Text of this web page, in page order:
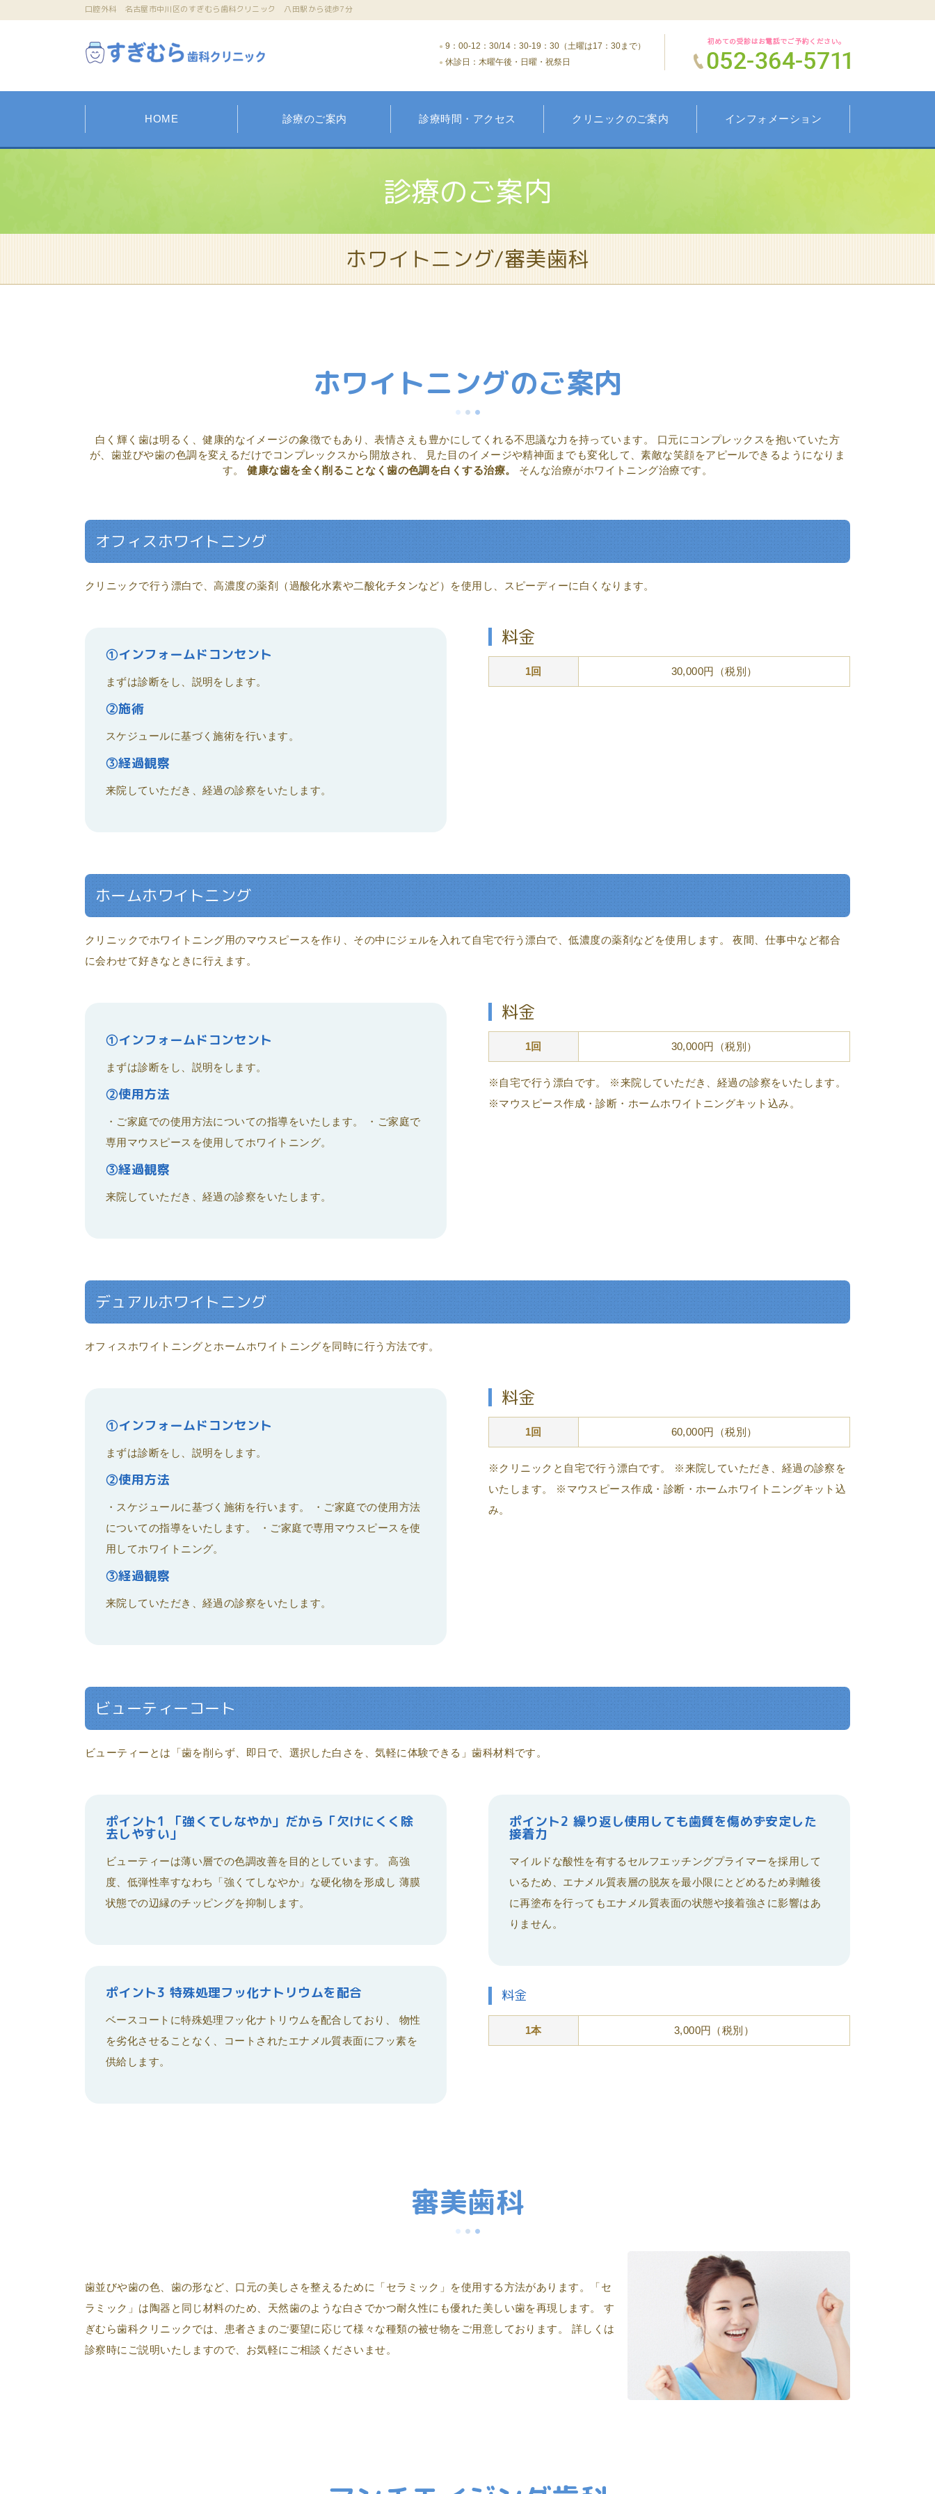
口腔外科 名古屋市中川区のすぎむら歯科クリニック 八田駅から徒歩7分
9：00-12：30/14：30-19：30（土曜は17：30まで）
休診日：木曜午後・日曜・祝祭日
HOME 診療のご案内 診療時間・アクセス クリニックのご案内 インフォメーション
診療のご案内
ホワイトニング/審美歯科
ホワイトニングのご案内
白く輝く歯は明るく、健康的なイメージの象徴でもあり、表情さえも豊かにしてくれる不思議な力を持っています。 口元にコンプレックスを抱いていた方
が、歯並びや歯の色調を変えるだけでコンプレックスから開放され、 見た目のイメージや精神面までも変化して、素敵な笑顔をアピールできるようになりま
す。健康な歯を全く削ることなく歯の色調を白くする治療。 そんな治療がホワイトニング治療です。
オフィスホワイトニング
クリニックで行う漂白で、高濃度の薬剤（過酸化水素や二酸化チタンなど）を使用し、スピーディーに白くなります。
①インフォームドコンセント
まずは診断をし、説明をします。
②施術
スケジュールに基づく施術を行います。
③経過観察
来院していただき、経過の診察をいたします。
料金
1回 30,000円（税別）
ホームホワイトニング
クリニックでホワイトニング用のマウスピースを作り、その中にジェルを入れて自宅で行う漂白で、低濃度の薬剤などを使用します。 夜間、仕事中など都合
に会わせて好きなときに行えます。
①インフォームドコンセント
まずは診断をし、説明をします。
②使用方法
・ご家庭での使用方法についての指導をいたします。 ・ご家庭で
専用マウスピースを使用してホワイトニング。
③経過観察
来院していただき、経過の診察をいたします。
料金
1回 30,000円（税別）
※自宅で行う漂白です。 ※来院していただき、経過の診察をいたします。
※マウスピース作成・診断・ホームホワイトニングキット込み。
デュアルホワイトニング
オフィスホワイトニングとホームホワイトニングを同時に行う方法です。
①インフォームドコンセント
まずは診断をし、説明をします。
②使用方法
・スケジュールに基づく施術を行います。 ・ご家庭での使用方法
についての指導をいたします。 ・ご家庭で専用マウスピースを使
用してホワイトニング。
③経過観察
来院していただき、経過の診察をいたします。
料金
1回 60,000円（税別）
※クリニックと自宅で行う漂白です。 ※来院していただき、経過の診察を
いたします。 ※マウスピース作成・診断・ホームホワイトニングキット込
み。
ビューティーコート
ビューティーとは「歯を削らず、即日で、選択した白さを、気軽に体験できる」歯科材料です。
ポイント1 「強くてしなやか」だから「欠けにくく除
去しやすい」
ビューティーは薄い層での色調改善を目的としています。 高強
度、低弾性率すなわち「強くてしなやか」な硬化物を形成し 薄膜
状態での辺縁のチッピングを抑制します。
ポイント3 特殊処理フッ化ナトリウムを配合
ベースコートに特殊処理フッ化ナトリウムを配合しており、 物性
を劣化させることなく、コートされたエナメル質表面にフッ素を
供給します。
ポイント2 繰り返し使用しても歯質を傷めず安定した
接着力
マイルドな酸性を有するセルフエッチングプライマーを採用して
いるため、エナメル質表層の脱灰を最小限にとどめるため剥離後
に再塗布を行ってもエナメル質表面の状態や接着強さに影響はあ
りません。
料金
1本 3,000円（税別）
審美歯科
歯並びや歯の色、歯の形など、口元の美しさを整えるために「セラミック」を使用する方法があります。「セ
ラミック」は陶器と同じ材料のため、天然歯のような白さでかつ耐久性にも優れた美しい歯を再現します。 す
ぎむら歯科クリニックでは、患者さまのご要望に応じて様々な種類の被せ物をご用意しております。 詳しくは
診察時にご説明いたしますので、お気軽にご相談くださいませ。